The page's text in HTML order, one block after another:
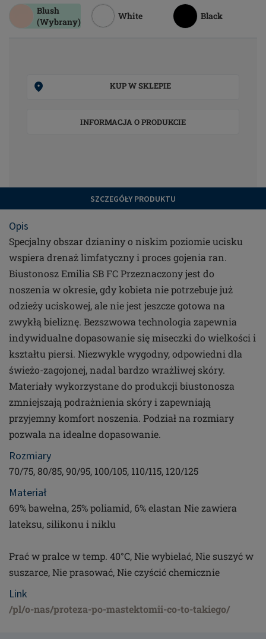
Blush
(Wybrany)
White Black
KUP W SKLEPIE
INFORMACJA O PRODUKCIE
SZCZEGÓŁY PRODUKTU
Opis
Specjalny obszar dzianiny o niskim poziomie ucisku
wspiera drenaż limfatyczny i proces gojenia ran.
Biustonosz Emilia SB FC Przeznaczony jest do
noszenia w okresie, gdy kobieta nie potrzebuje już
odzieży uciskowej, ale nie jest jeszcze gotowa na
zwykłą bieliznę. Bezszwowa technologia zapewnia
indywidualne dopasowanie się miseczki do wielkości i
kształtu piersi. Niezwykle wygodny, odpowiedni dla
świeżo-zagojonej, nadal bardzo wrażliwej skóry.
Materiały wykorzystane do produkcji biustonosza
zmniejszają podrażnienia skóry i zapewniają
przyjemny komfort noszenia. Podział na rozmiary
pozwala na idealne dopasowanie.
Rozmiary
70/75, 80/85, 90/95, 100/105, 110/115, 120/125
Materiał
69% bawełna, 25% poliamid, 6% elastan Nie zawiera
lateksu, silikonu i niklu
Prać w pralce w temp. 40°C, Nie wybielać, Nie suszyć w
suszarce, Nie prasować, Nie czyścić chemicznie
Link
/pl/o-nas/proteza-po-mastektomii-co-to-takiego/